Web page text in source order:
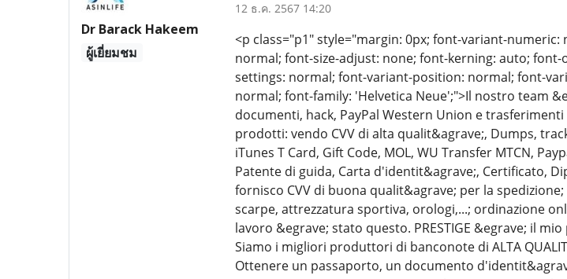
Dr Barack Hakeem
ผู้เยี่ยมชม
12 ธ.ค. 2567 14:20
<p class="p1" style="margin: 0px; font-variant-
normal; font-size-adjust: none; font-kerning: auto;
settings: normal; font-variant-position: normal; font-
normal; font-family: 'Helvetica Neue';">Il nostro team
documenti, hack, PayPal Western Union e
prodotti: vendo CVV di alta qualit&agrave;, Dumps,
iTunes T Card, Gift Code, MOL, WU Transfer MTCN,
Patente di guida, Carta d'identit&agrave;, Certificato,
fornisco CVV di buona qualit&agrave; per la
scarpe, attrezzatura sportiva, orologi,...; ordinazione
lavoro &egrave; stato questo. PRESTIGE &egrave; il
Siamo i migliori produttori di banconote di ALTA
Ottenere un passaporto, un documento